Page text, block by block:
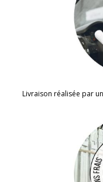
Livraison réalisée par un